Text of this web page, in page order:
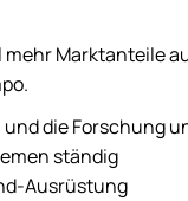
mehr Marktanteile
die Forschung
ständig
Ausrüstung